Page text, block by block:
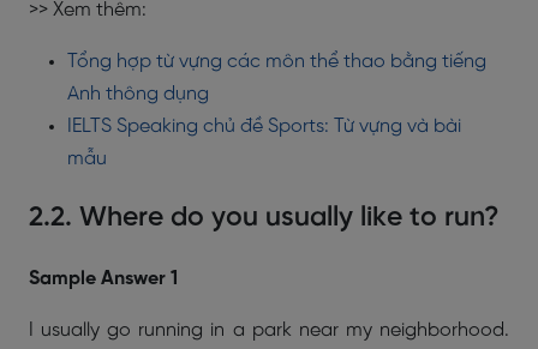
>> Xem thêm:
Tổng hợp từ vựng các môn thể thao bằng tiếng
Anh thông dụng
IELTS Speaking chủ đề Sports: Từ vựng và bài
mẫu
2.2. Where do you usually like to run?
Sample Answer 1
I usually go running in a park near my neighborhood.